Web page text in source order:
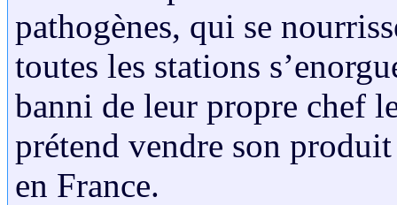
pathogènes, qui se
toutes les stations
banni de leur propre chef
prétend vendre son
en France.